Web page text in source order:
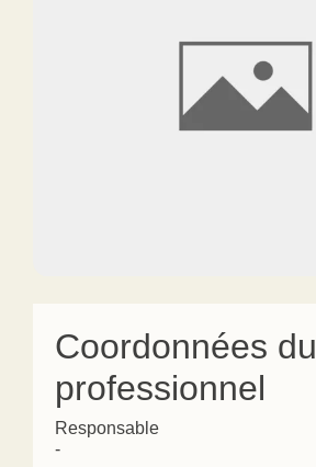
Coordonnées du
professionnel
Responsable
-